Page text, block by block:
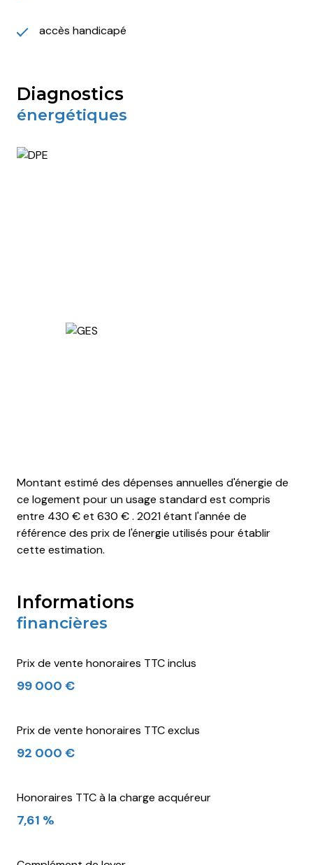
accès handicapé
diagnostics
énergétiques
Montant estimé des dépenses annuelles d'énergie de
ce logement pour un usage standard est compris
entre 430 € et 630 € . 2021 étant l'année de
référence des prix de l'énergie utilisés pour établir
cette estimation.
informations
financières
Prix de vente honoraires TTC inclus
99 000 €
Prix de vente honoraires TTC exclus
92 000 €
Honoraires TTC à la charge acquéreur
7,61 %